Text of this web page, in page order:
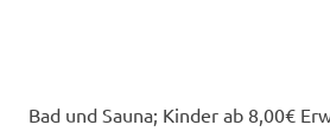
Bad und Sauna; Kinder ab 8,00€